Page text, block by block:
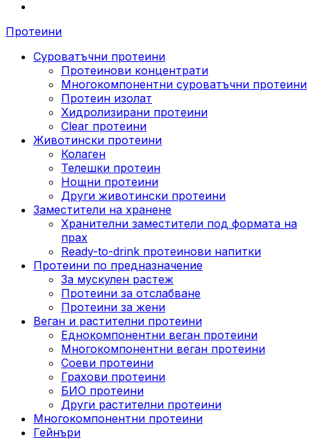
Протеини
Суроватъчни протеини
Протеинови концентрати
Многокомпонентни суроватъчни протеини
Протеин изолат
Хидролизирани протеини
Clear протеини
Животински протеини
Колаген
Телешки протеин
Нощни протеини
Други животински протеини
Заместители на хранене
Хранителни заместители под формата на
прах
Ready-to-drink протеинови напитки
Протеини по предназначение
За мускулен растеж
Протеини за отслабване
Протеини за жени
Веган и растителни протеини
Еднокомпонентни веган протеини
Многокомпонентни веган протеини
Соеви протеини
Грахови протеини
БИО протеини
Други растителни протеини
Многокомпонентни протеини
Гейнъри